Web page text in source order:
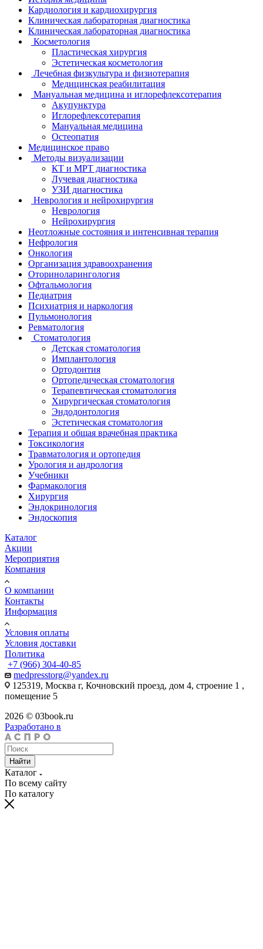
Кардиология и кардиохирургия
Клиническая лабораторная диагностика
Клиническая лабораторная диагностика
Косметология
Пластическая хирургия
Эстетическая косметология
Лечебная физкультура и физиотерапия
Медицинская реабилитация
Мануальная медицина и иглорефлексотерапия
Акупунктура
Иглорефлексотерапия
Мануальная медицина
Остеопатия
Медицинское право
Методы визуализации
КТ и МРТ диагностика
Лучевая диагностика
УЗИ диагностика
Неврология и нейрохирургия
Неврология
Нейрохирургия
Неотложные состояния и интенсивная терапия
Нефрология
Онкология
Организация здравоохранения
Оториноларингология
Офтальмология
Педиатрия
Психиатрия и наркология
Пульмонология
Ревматология
Стоматология
Детская стоматология
Имплантология
Ортодонтия
Ортопедическая стоматология
Терапевтическая стоматология
Хирургическая стоматология
Эндодонтология
Эстетическая стоматология
Терапия и общая врачебная практика
Токсикология
Травматология и ортопедия
Урология и андрология
Учебники
Фармакология
Хирургия
Эндокринология
Эндоскопия
Каталог
Акции
Мероприятия
Компания
О компании
Контакты
Информация
Условия оплаты
Условия доставки
Политика
+7 (966) 304-40-85
medpresstorg@yandex.ru
125319, Москва г, Кочновский проезд, дом 4, строение 1 ,
помещение 5
2026 © 03book.ru
Разработано в
Найти
Каталог
По всему сайту
По каталогу